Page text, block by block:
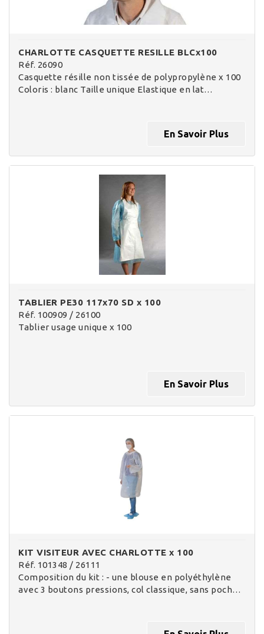
CHARLOTTE CASQUETTE RESILLE BLCx100
Réf. 26090
Casquette résille non tissée de polypropylène x 100
Coloris : blanc Taille unique Elastique en lat…
En Savoir Plus
TABLIER PE30 117x70 SD x 100
Réf. 100909 / 26100
Tablier usage unique x 100
En Savoir Plus
KIT VISITEUR AVEC CHARLOTTE x 100
Réf. 101348 / 26111
Composition du kit : - une blouse en polyéthylène
avec 3 boutons pressions, col classique, sans poch…